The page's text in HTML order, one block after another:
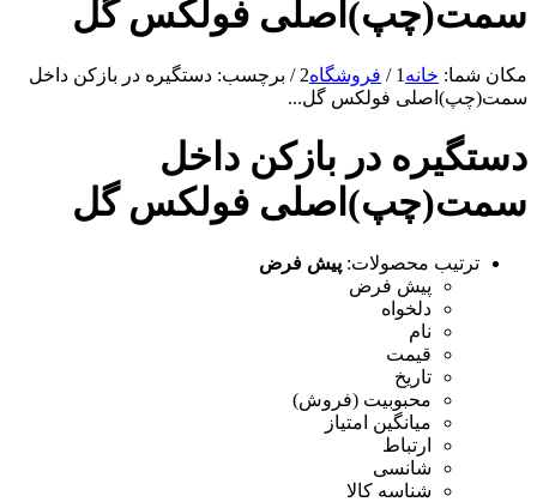
سمت(چپ)اصلی فولکس گل
مکان شما: خانه 1
/ فروشگاه2
/ برچسب: دستگیره در بازکن داخل
سمت(چپ)اصلی فولکس گل...
دستگیره در بازکن داخل
سمت(چپ)اصلی فولکس گل
ترتیب محصولات: پیش فرض
پیش فرض
دلخواه
نام
قیمت
تاریخ
محبوبیت (فروش)
میانگین امتیاز
ارتباط
شانسی
شناسه کالا